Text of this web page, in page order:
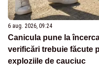
6 aug. 2026, 09:24
Canicula pune la
verificări trebuie făcute
exploziile de cauciuc